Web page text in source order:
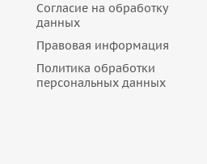
Согласие на обработку
данных
Правовая информация
Политика обработки
персональных данных